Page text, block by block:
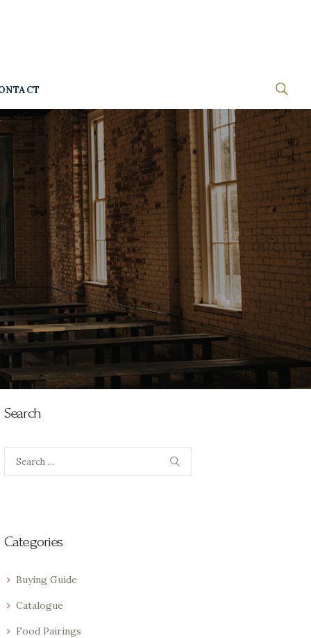
Search
Search
for:
Categories
Buying Guide
Catalogue
Food Pairings